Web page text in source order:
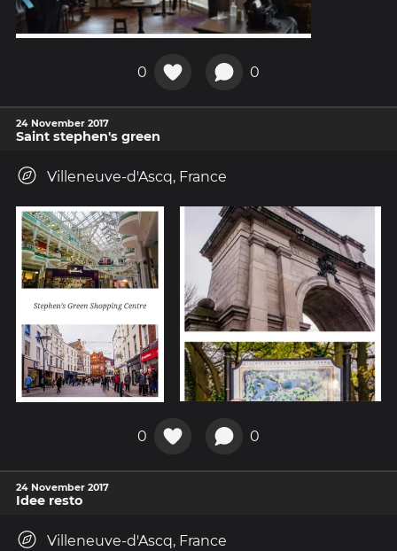
0 0
24 November 2017
Saint stephen's green
Villeneuve-d'Ascq, France
0 0
24 November 2017
Idee resto
Villeneuve-d'Ascq, France